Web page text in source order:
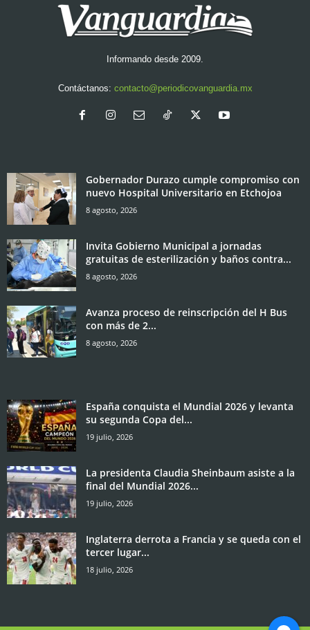
Informando desde 2009.
Contáctanos: contacto@periodicovanguardia.mx
Gobernador Durazo cumple compromiso con
nuevo Hospital Universitario en Etchojoa
8 agosto, 2026
Invita Gobierno Municipal a jornadas
gratuitas de esterilización y baños contra...
8 agosto, 2026
Avanza proceso de reinscripción del H Bus
con más de 2...
8 agosto, 2026
España conquista el Mundial 2026 y levanta
su segunda Copa del...
19 julio, 2026
La presidenta Claudia Sheinbaum asiste a la
final del Mundial 2026...
19 julio, 2026
Inglaterra derrota a Francia y se queda con el
tercer lugar...
18 julio, 2026